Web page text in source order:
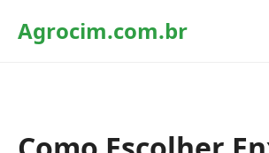
Agrocim.com.br